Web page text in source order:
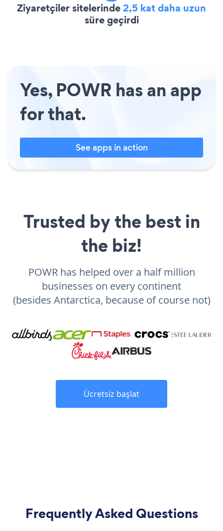
Ziyaretçiler sitelerinde2,5 kat daha uzun
süre geçirdi
Yes, POWR has an app
for that.
See apps in action
Trusted by the best in
the biz!
POWR has helped over a half million
businesses on every continent
(besides Antarctica, because of course not)
Ücretsiz başlat
Frequently Asked Questions